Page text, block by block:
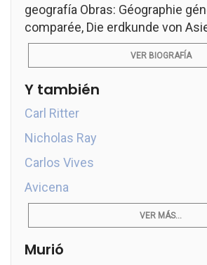
geografía Obras: Géographie
comparée, Die erdkunde von
VER BIOGRAFÍA
Y también
Carl Ritter
Nicholas Ray
Carlos Vives
Avicena
VER MÁS...
Murió